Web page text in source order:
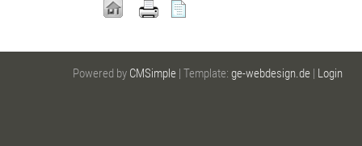
Powered by CMSimple | Template: ge-webdesign.de | Login